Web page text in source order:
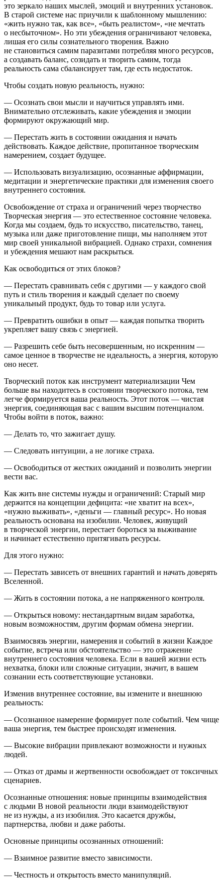
это зеркало наших мыслей, эмоций и внутренних установок.
В старой системе нас приучили к шаблонному мышлению:
«жить нужно так, как все», «быть реалистом», «не мечтать
о несбыточном». Но эти убеждения ограничивают человека,
лишая его силы сознательного творения. Важно
не становиться самим паразитами потребляя много ресурсов,
а создавать баланс, созидать и творить самим, тогда
реальность сама сбалансирует там, где есть недостаток.
Чтобы создать новую реальность, нужно:
— Осознать свои мысли и научиться управлять ими.
Внимательно отслеживать, какие убеждения и эмоции
формируют окружающий мир.
— Перестать жить в состоянии ожидания и начать
действовать. Каждое действие, пропитанное творческим
намерением, создает будущее.
— Использовать визуализацию, осознанные аффирмации,
медитации и энергетические практики для изменения своего
внутреннего состояния.
Освобождение от страха и ограничений через творчество
Творческая энергия — это естественное состояние человека.
Когда мы создаем, будь то искусство, писательство, танец,
музыка или даже приготовление пищи, мы наполняем этот
мир своей уникальной вибрацией. Однако страхи, сомнения
и убеждения мешают нам раскрыться.
Как освободиться от этих блоков?
— Перестать сравнивать себя с другими — у каждого свой
путь и стиль творения и каждый сделает по своему
уникальный продукт, будь то товар или услуга.
— Превратить ошибки в опыт — каждая попытка творить
укрепляет вашу связь с энергией.
— Разрешить себе быть несовершенным, но искренним —
самое ценное в творчестве не идеальность, а энергия, которую
оно несет.
Творческий поток как инструмент материализации Чем
больше вы находитесь в состоянии творческого потока, тем
легче формируется ваша реальность. Этот поток — чистая
энергия, соединяющая вас с вашим высшим потенциалом.
Чтобы войти в поток, важно:
— Делать то, что зажигает душу.
— Следовать интуиции, а не логике страха.
— Освободиться от жестких ожиданий и позволить энергии
вести вас.
Как жить вне системы нужды и ограничений: Старый мир
держится на концепции дефицита: «не хватит на всех»,
«нужно выживать», «деньги — главный ресурс». Но новая
реальность основана на изобилии. Человек, живущий
в творческой энергии, перестает бороться за выживание
и начинает естественно притягивать ресурсы.
Для этого нужно:
— Перестать зависеть от внешних гарантий и начать доверять
Вселенной.
— Жить в состоянии потока, а не напряженного контроля.
— Открыться новому: нестандартным видам заработка,
новым возможностям, другим формам обмена энергии.
Взаимосвязь энергии, намерения и событий в жизни Каждое
событие, встреча или обстоятельство — это отражение
внутреннего состояния человека. Если в вашей жизни есть
нехватка, блоки или сложные ситуации, значит, в вашем
сознании есть соответствующие установки.
Изменив внутреннее состояние, вы измените и внешнюю
реальность:
— Осознанное намерение формирует поле событий. Чем чище
ваша энергия, тем быстрее происходят изменения.
— Высокие вибрации привлекают возможности и нужных
людей.
— Отказ от драмы и жертвенности освобождает от токсичных
сценариев.
Осознанные отношения: новые принципы взаимодействия
с людьми В новой реальности люди взаимодействуют
не из нужды, а из изобилия. Это касается дружбы,
партнерства, любви и даже работы.
Основные принципы осознанных отношений:
— Взаимное развитие вместо зависимости.
— Честность и открытость вместо манипуляций.